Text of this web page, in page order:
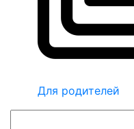
Для родителей